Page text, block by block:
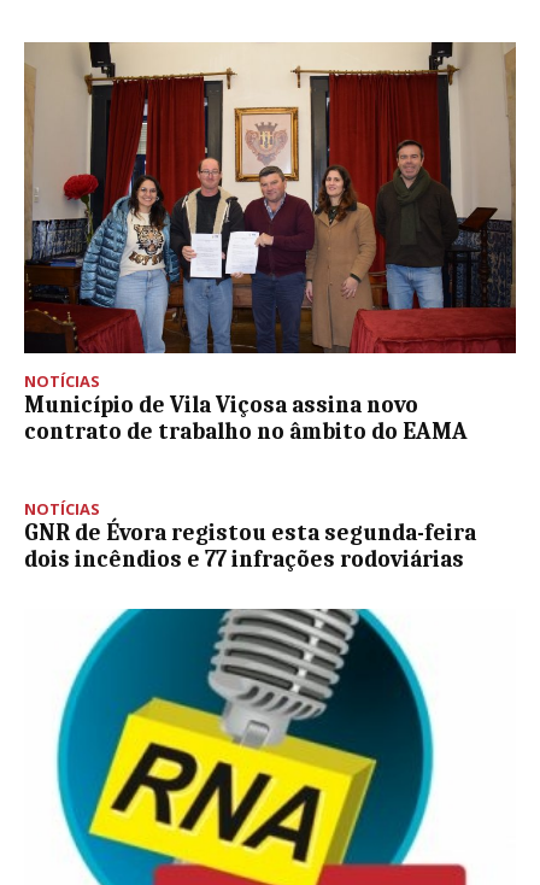
NOTÍCIAS
Município de Vila Viçosa assina novo
contrato de trabalho no âmbito do EAMA
NOTÍCIAS
GNR de Évora registou esta segunda-feira
dois incêndios e 77 infrações rodoviárias